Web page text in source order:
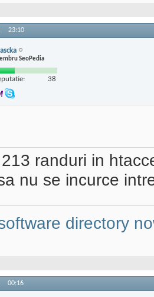
23:10
SeoPedia
38
randuri in
nu se incurce
directory
00:16